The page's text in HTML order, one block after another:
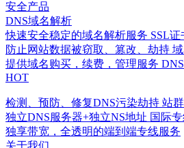
安全产品
DNS域名解析
快速安全稳定的域名解析服务 SSL证
防止网站数据被窃取、篡改、劫持
提供域名购买，续费，管理服务
HOT
检测、预防、修复DNS污染劫持 站
独立DNS服务器+独立NS地址 国际
独享带宽，全透明的端到端专线服务
关于我们